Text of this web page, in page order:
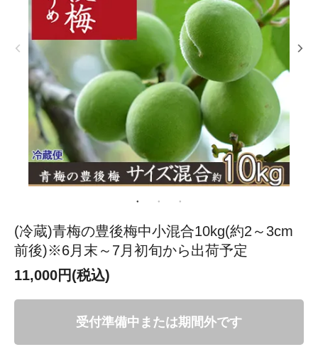
(冷蔵)青梅の豊後梅中小混合10kg(約2～3cm
前後)※6月末～7月初旬から出荷予定
11,000円(税込)
受付準備中または期間外です